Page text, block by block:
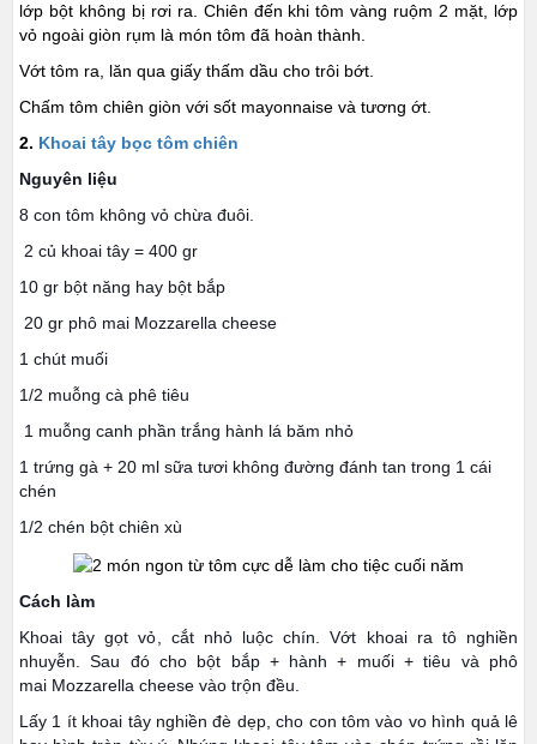
lớp bột không bị rơi ra. Chiên đến khi tôm vàng ruộm 2 mặt, lớp
vỏ ngoài giòn rụm là món tôm đã hoàn thành.
Vớt tôm ra, lăn qua giấy thấm dầu cho trôi bớt.
Chấm tôm chiên giòn với sốt mayonnaise và tương ớt.
2. Khoai tây bọc tôm chiên
Nguyên liệu
8 con tôm không vỏ chừa đuôi.
2 củ khoai tây = 400 gr
10 gr bột năng hay bột bắp
20 gr phô mai Mozzarella cheese
1 chút muối
1/2 muỗng cà phê tiêu
1 muỗng canh phần trắng hành lá băm nhỏ
1 trứng gà + 20 ml sữa tươi không đường đánh tan trong 1 cái
chén
1/2 chén bột chiên xù
Cách làm
Khoai tây gọt vỏ, cắt nhỏ luộc chín. Vớt khoai ra tô nghiền
nhuyễn. Sau đó cho bột bắp + hành + muối + tiêu và phô
mai Mozzarella cheese vào trộn đều.
Lấy 1 ít khoai tây nghiền đè dẹp, cho con tôm vào vo hình quả lê